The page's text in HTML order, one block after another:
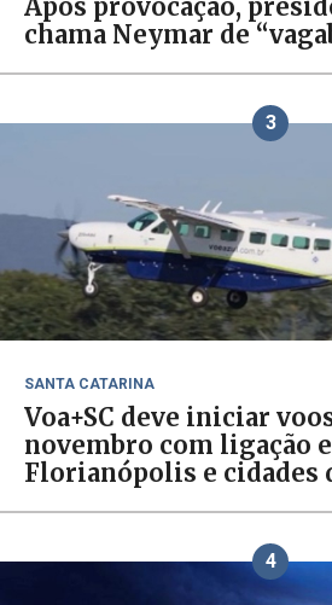
Após provocação,
chama Neymar de
3
SANTA CATARINA
Voa+SC deve iniciar
novembro com ligação
Florianópolis e
4